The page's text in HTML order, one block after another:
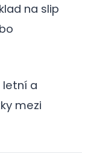
na slip
letní a
mezi